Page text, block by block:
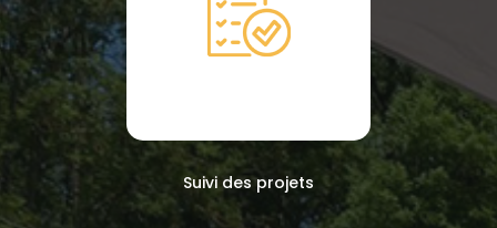
Suivi des projets